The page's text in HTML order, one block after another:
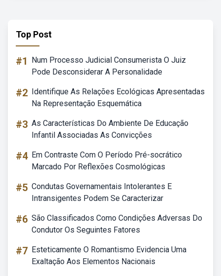
Top Post
#1
Num Processo Judicial Consumerista O Juiz
Pode Desconsiderar A Personalidade
#2 Identifique As Relações Ecológicas Apresentadas
Na Representação Esquemática
#3 As Características Do Ambiente De Educação
Infantil Associadas As Convicções
#4 Em Contraste Com O Período Pré-socrático
Marcado Por Reflexões Cosmológicas
#5 Condutas Governamentais Intolerantes E
Intransigentes Podem Se Caracterizar
#6 São Classificados Como Condições Adversas Do
Condutor Os Seguintes Fatores
#7 Esteticamente O Romantismo Evidencia Uma
Exaltação Aos Elementos Nacionais